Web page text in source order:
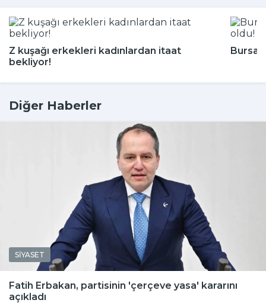
Z kuşağı erkekleri kadınlardan itaat
bekliyor!
Diğer Haberler
SİYASET
Fatih Erbakan, partisinin 'çerçeve yasa' kararını
açıkladı